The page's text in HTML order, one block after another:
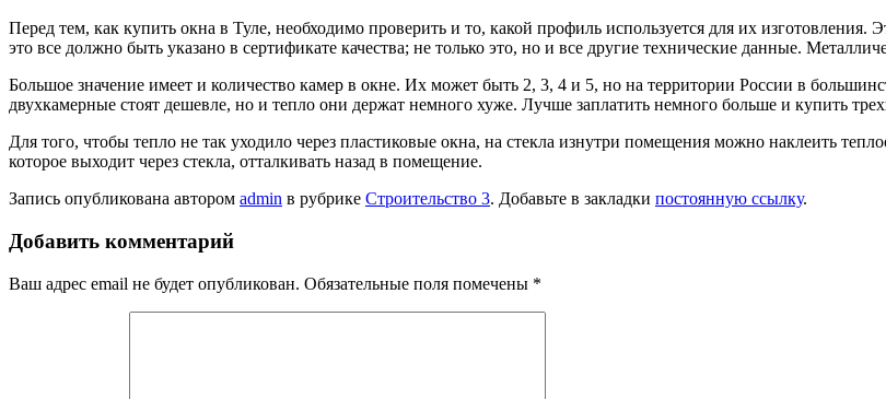
Перед тем, как купить окна в Туле, необходимо проверить и то, какой профиль используется для их
это все должно быть указано в сертификате качества; не только это, но и все другие технические данные.
Большое значение имеет и количество камер в окне. Их может быть 2, 3, 4 и 5, но на территории России в
двухкамерные стоят дешевле, но и тепло они держат немного хуже. Лучше заплатить немного больше и купить
Для того, чтобы тепло не так уходило через пластиковые окна, на стекла изнутри помещения можно наклеить
которое выходит через стекла, отталкивать назад в помещение.
Запись опубликована автором admin в рубрике Строительство 3. Добавьте в закладки постоянную ссылку.
Добавить комментарий
Ваш адрес email не будет опубликован. Обязательные поля помечены *